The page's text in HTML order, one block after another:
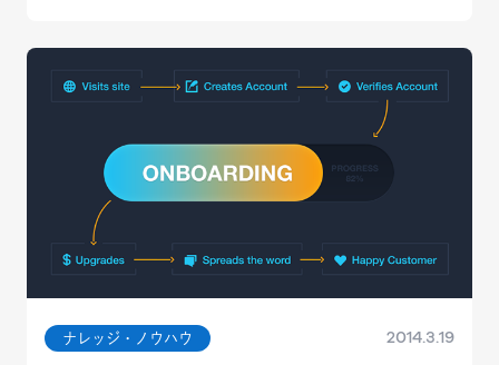
ナレッジ・ノウハウ 2014.3.19